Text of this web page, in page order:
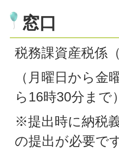
窓口
税務課資産税係
（月曜日から金
ら16時30分まで）
※提出時に納税
の提出が必要です